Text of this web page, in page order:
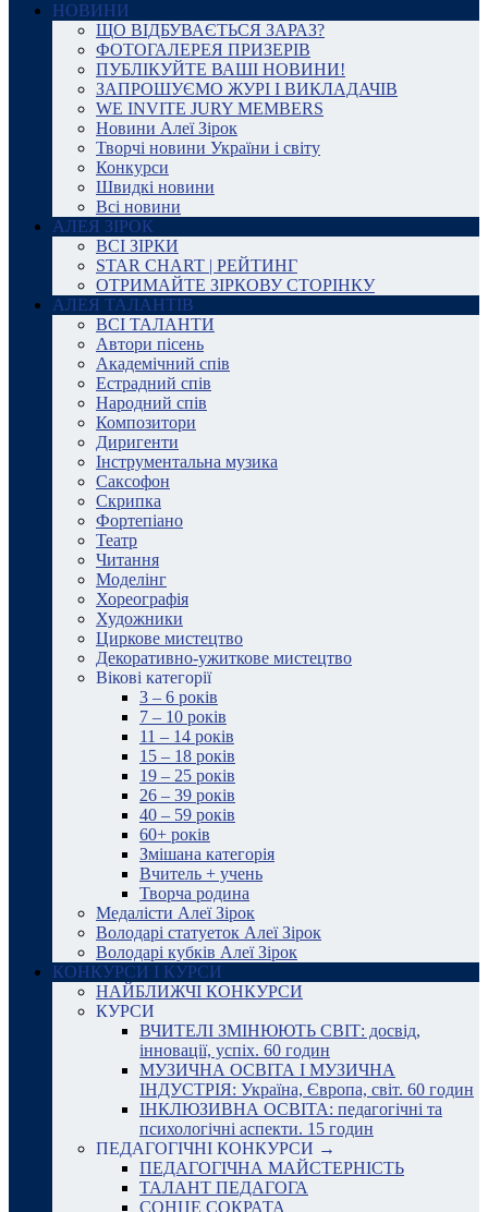
НОВИНИ
ЩО ВІДБУВАЄТЬСЯ ЗАРАЗ?
ФОТОГАЛЕРЕЯ ПРИЗЕРІВ
ПУБЛІКУЙТЕ ВАШІ НОВИНИ!
ЗАПРОШУЄМО ЖУРІ І ВИКЛАДАЧІВ
WE INVITE JURY MEMBERS
Новини Алеї Зірок
Творчі новини України і світу
Конкурси
Швидкі новини
Всі новини
АЛЕЯ ЗІРОК
ВСІ ЗІРКИ
STAR CHART | РЕЙТИНГ
ОТРИМАЙТЕ ЗІРКОВУ СТОРІНКУ
АЛЕЯ ТАЛАНТІВ
ВСІ ТАЛАНТИ
Автори пісень
Академічний спів
Естрадний спів
Народний спів
Композитори
Диригенти
Інструментальна музика
Саксофон
Скрипка
Фортепіано
Театр
Читання
Моделінг
Хореографія
Художники
Циркове мистецтво
Декоративно-ужиткове мистецтво
Вікові категорії
3 – 6 років
7 – 10 років
11 – 14 років
15 – 18 років
19 – 25 років
26 – 39 років
40 – 59 років
60+ років
Змішана категорія
Вчитель + учень
Творча родина
Медалісти Алеї Зірок
Володарі статуеток Алеї Зірок
Володарі кубків Алеї Зірок
КОНКУРСИ І КУРСИ
НАЙБЛИЖЧІ КОНКУРСИ
КУРСИ
ВЧИТЕЛІ ЗМІНЮЮТЬ СВІТ: досвід,
інновації, успіх. 60 годин
МУЗИЧНА ОСВІТА І МУЗИЧНА
ІНДУСТРІЯ: Україна, Європа, світ. 60 годин
ІНКЛЮЗИВНА ОСВІТА: педагогічні та
психологічні аспекти. 15 годин
ПЕДАГОГІЧНІ КОНКУРСИ →
ПЕДАГОГІЧНА МАЙСТЕРНІСТЬ
ТАЛАНТ ПЕДАГОГА
СОНЦЕ СОКРАТА